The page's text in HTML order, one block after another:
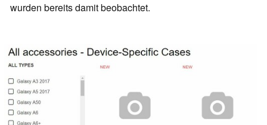
wurden bereits damit beobachtet.